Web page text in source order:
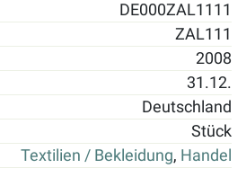
DE000ZAL1111
ZAL111
2008
31.12.
Deutschland
Stück
Textilien / Bekleidung, Handel